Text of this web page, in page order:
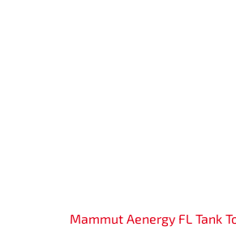
Mammut Aenergy FL Tank